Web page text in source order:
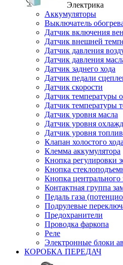
Электрика
Аккумуляторы
Выключатель
Датчик включения
Датчик внешней
Датчик давления
Датчик давления
Датчик заднего хода
Датчик педали
Датчик скорости
Датчик температуры
Датчик температуры
Датчик уровня масла
Датчик уровня
Датчик уровня
Клапан холостого хода
Клемма аккумулятора
Кнопка регулировки
Кнопка
Кнопка центрального
Контактная группа
Педаль газа
Подрулевые
Предохранители
Проводка фаркопа
Реле
Электронные блоки
КОРОБКА ПЕРЕДАЧ